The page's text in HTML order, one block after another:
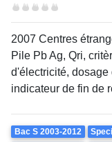
Difficulté
2007 Centres
Pile Pb Ag, Qri,
d'électricité,
indicateur de fin de
Theme
Bac S 2003-2012